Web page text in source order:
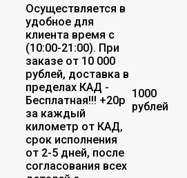
Осуществляется в
удобное для
клиента время с
(10:00-21:00). При
заказе от 10 000
рублей, доставка в
пределах КАД -
Бесплатная!!! +20р
за каждый
километр от КАД,
срок исполнения
от 2-5 дней, после
согласования всех
1000
рублей